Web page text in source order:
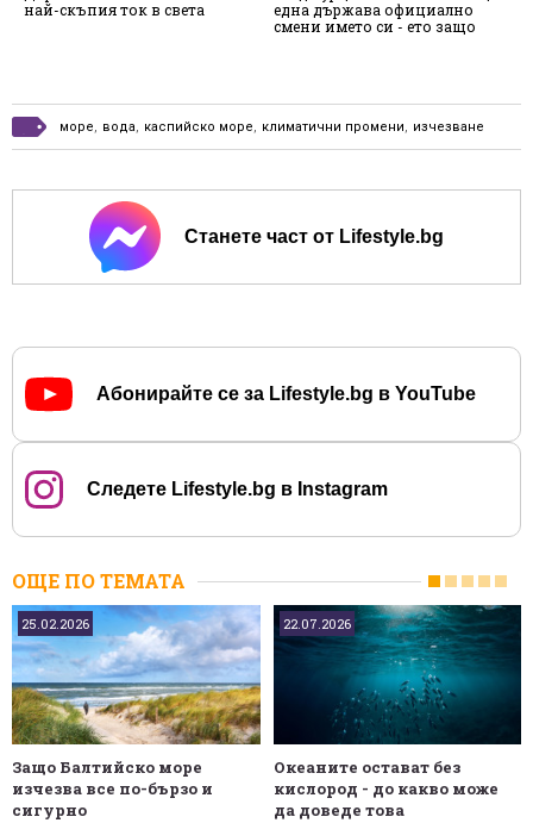
най-скъпия ток в света
една държава официално
смени името си - ето защо
море, вода, каспийско море, климатични промени, изчезване
Станете част от Lifestyle.bg
Абонирайте се за Lifestyle.bg в YouTube
Следете Lifestyle.bg в Instagram
ОЩЕ ПО ТЕМАТА
25.02.2026
Защо Балтийско море
изчезва все по-бързо и
сигурно
22.07.2026
Океаните остават без
кислород - до какво може
да доведе това